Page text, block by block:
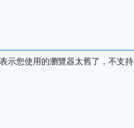
示您使用的瀏覽器太舊了，不支